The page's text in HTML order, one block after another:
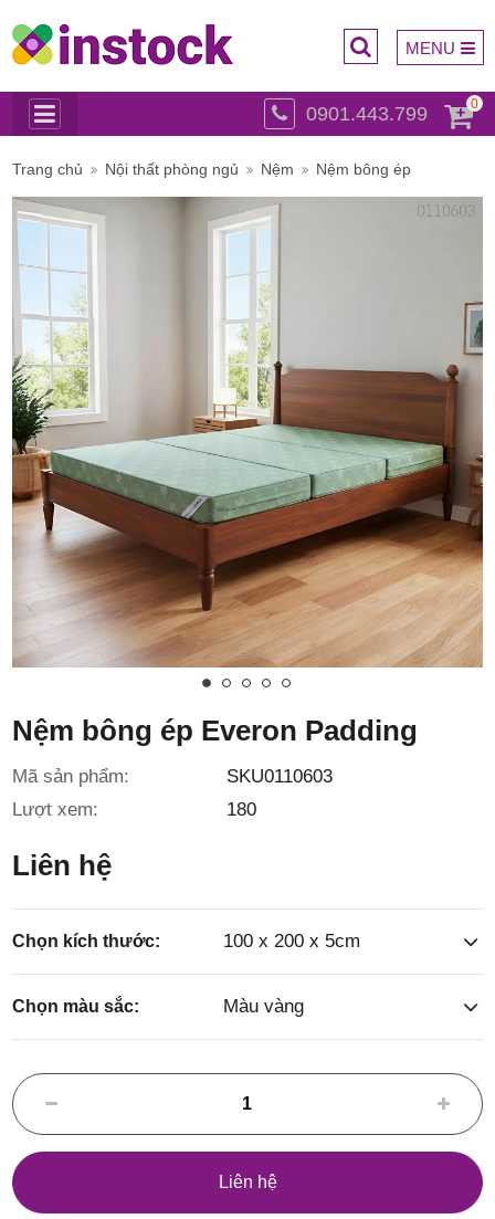
0901.443.799 0
MENU
Trụ sở
chính:
3/6D, ấp
Tiền Lân,
xã Bà
Điểm,
huyện
Trang chủ Nội thất phòng ngủ Nệm Nệm bông ép
Nệm bông ép Everon Padding
Mã sản phẩm:
SKU0110603
Lượt xem:
180
Liên hệ
Chọn kích thước: 100 x 200 x 5cm
Chọn màu sắc: Màu vàng
Liên hệ